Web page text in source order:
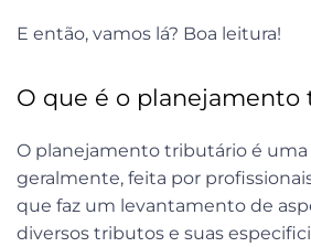
E então, vamos lá? Boa leitura!
O que é o planejamento
O planejamento tributário é uma
geralmente, feita por
que faz um levantamento de
diversos tributos e suas